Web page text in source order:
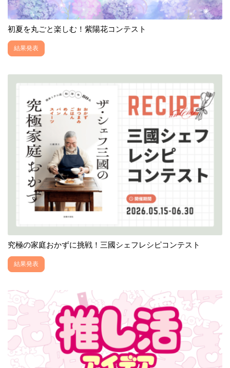
初夏を丸ごと楽しむ！紫陽花コンテスト
結果発表
究極の家庭おかずに挑戦！三國シェフレシピコンテスト
結果発表